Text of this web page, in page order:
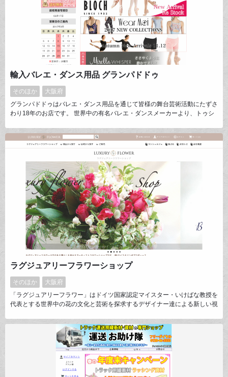
輸入バレエ・ダンス用品 グランパドドゥ
そのほか
大阪府
グランパドドゥはバレエ・ダンス用品を通じて皆様の舞台芸術活動にたずさ
わり18年のお店です。 世界中の有名バレエ・ダンスメーカーより、トゥシ
り扱っております。 特にトゥシューズ選びにお困りの方へは実店舗にて専
門のシューフィッターがダンサーの足に合うポアントのご案内をしておりま
す。 皆様のご利用を心よりお待ちしております。
ラグジュアリーフラワーショップ
そのほか
大阪府
「ラグジュアリーフラワー」はドイツ国家認定マイスター・いけばな教授を
代表とする世界中の花の文化と芸術を探求するデザイナー達による新しい視
ある暮らし」は少しの手助けで誰でも簡単に楽しむことができます。生花・
造花・プリザーブドフラワー・花器・フラワージュエリー等のフラワー商品
を通して「花」のもつ普遍の優しさ美しさ癒しをお届けします。